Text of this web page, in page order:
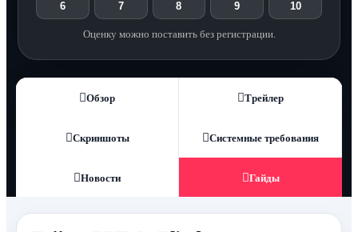
6 7 8 9 10
Оценку можно поставить без регистрации.
Обзор Трейлер
Скриншоты Системные требования
Новости Гайды